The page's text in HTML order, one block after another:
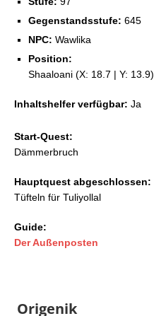
Gegenstandsstufe: 645
NPC: Wawlika
Position:
Shaaloani (X: 18.7 | Y: 13.9)
Inhaltshelfer verfügbar: Ja
Start-Quest:
Dämmerbruch
Hauptquest abgeschlossen:
Tüfteln für Tuliyollal
Guide:
Der Außenposten
Origenik